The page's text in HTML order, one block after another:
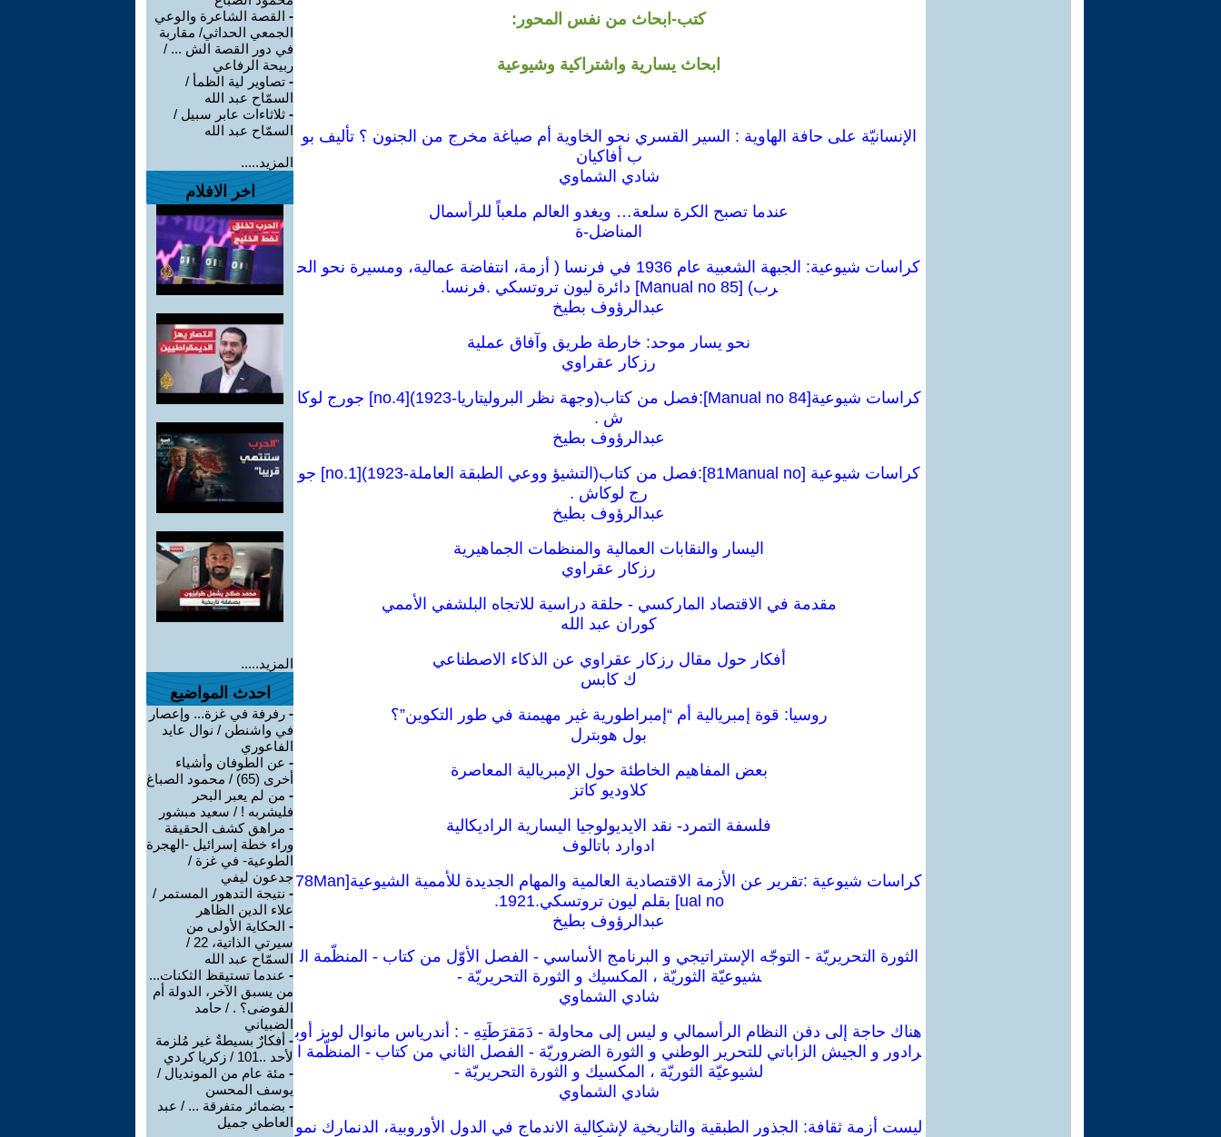
كتب-ابحاث من نفس المحور:
ابحاث يسارية واشتراكية وشيوعية
الإنسانيّة على حافة الهاوية : السير القسري نحو الخاوية أم صياغة مخرج من الجنون ؟ تأليف بو
ب أفاكيان
شادي الشماوي
عندما تصبح الكرة سلعة… ويغدو العالم ملعباً للرأسمال
المناضل-ة
كراسات شيوعية: الجبهة الشعبية عام 1936 في فرنسا ( أزمة، انتفاضة عمالية، ومسيرة نحو الح
رب) [85 Manual no] دائرة ليون تروتسكي .فرنسا.
عبدالرؤوف بطيخ
نحو يسار موحد: خارطة طريق وآفاق عملية
رزكار عقراوي
كراسات شيوعية[84 Manual no]:فصل من كتاب(وجهة نظر البروليتاريا-1923)[no.4] جورج لوكا
ش .
عبدالرؤوف بطيخ
كراسات شيوعية [81Manual no]:فصل من كتاب(التشيؤ ووعي الطبقة العاملة-1923)[no.1] جو
رج لوكاش .
عبدالرؤوف بطيخ
اليسار والنقابات العمالية والمنظمات الجماهيرية
رزكار عقراوي
مقدمة في الاقتصاد الماركسي - حلقة دراسية للاتجاه البلشفي الأممي
كوران عبد الله
أفكار حول مقال رزكار عقراوي عن الذكاء الاصطناعي
ك كابس
روسيا: قوة إمبريالية أم “إمبراطورية غير مهيمنة في طور التكوين”؟
بول هوبترل
بعض المفاهيم الخاطئة حول الإمبريالية المعاصرة
كلاوديو كاتز
فلسفة التمرد- نقد الايديولوجيا اليسارية الراديكالية
ادوارد باتالوف
كراسات شيوعية :تقرير عن الأزمة الاقتصادية العالمية والمهام الجديدة للأممية الشيوعية[78Man
ual no] بقلم ليون تروتسكي.1921.
عبدالرؤوف بطيخ
الثورة التحريريّة - التوجّه الإستراتيجي و البرنامج الأساسي - الفصل الأوّل من كتاب - المنظّمة ال
شيوعيّة الثوريّة ، المكسيك و الثورة التحريريّة -
شادي الشماوي
هناك حاجة إلى دفن النظام الرأسمالي و ليس إلى محاولة - دَمَقرَطَتِهِ - : أندرياس مانوال لوبز أوب
رادور و الجيش الزاباتي للتحرير الوطني و الثورة الضروريّة - الفصل الثاني من كتاب - المنظّمة ا
لشيوعيّة الثوريّة ، المكسيك و الثورة التحريريّة -
شادي الشماوي
ليست أزمة ثقافة: الجذور الطبقية والتاريخية لإشكالية الاندماج في الدول الأوروبية، الدنمارك نمو
- القصة الشاعرة والوعي
الجمعي الحداثي/ مقاربة
في دور القصة الش ... /
ربيحة الرفاعي
- تصاوير لية الظمأ /
السمّاح عبد الله
- ثلاثاءات عابر سبيل /
السمّاح عبد الله
المزيد.....
اخر الافلام
المزيد.....
احدث المواضيع
- رفرفة في غزة... وإعصار
في واشنطن / نوال عايد
الفاعوري
- عن الطوفان وأشياء
أخرى (65) / محمود الصباغ
- من لم يعبر البحر
فليشربه ! / سعيد مبشور
- مراهق كشف الحقيقة
وراء خطة إسرائيل -الهجرة
الطوعية- في غزة /
جدعون ليفي
- نتيجة التدهور المستمر /
علاء الدين الظاهر
- الحكاية الأولى من
سيرتي الذاتية، 22 /
السمّاح عبد الله
- عندما تستيقظ الثكنات...
من يسبق الآخر، الدولة أم
الفوضى؟ . / حامد
الضبياني
- أفكارٌ بسيطةٌ غير مُلزمة
لأحد ..101 / زكريا كردي
- مئة عام من المونديال /
يوسف المحسن
- بضمائر متفرقة ... / عبد
العاطي جميل